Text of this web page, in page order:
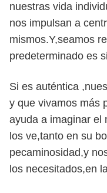
nuestras vida
nos impulsan a
mismos.Y,seamos
predeterminado es
Si es auténtica
y que vivamos más
ayuda a imaginar el
los ve,tanto en su
pecaminosidad,y
los necesitados,en